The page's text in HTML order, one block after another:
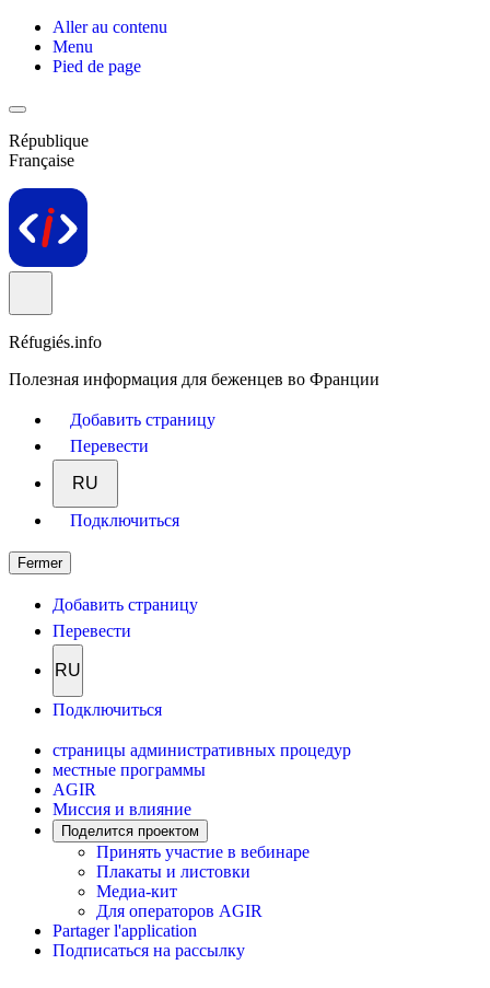
Aller au contenu
Menu
Pied de page
République
Française
Réfugiés.info
Полезная информация для беженцев во Франции
Добавить страницу
Перевести
RU
Подключиться
Fermer
Добавить страницу
Перевести
RU
Подключиться
страницы административных процедур
местные программы
AGIR
Миссия и влияние
Поделится проектом
Принять участие в вебинаре
Плакаты и листовки
Медиа-кит
Для операторов AGIR
Partager l'application
Подписаться на рассылку